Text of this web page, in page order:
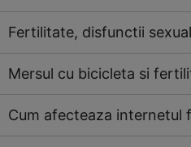
Fertilitate, disfunctii
Mersul cu bicicleta si
Cum afecteaza internetul